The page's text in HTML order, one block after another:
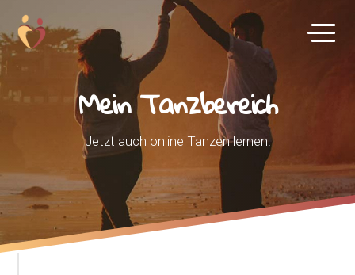
Mein Tanzbereich
Jetzt auch online Tanzen lernen!